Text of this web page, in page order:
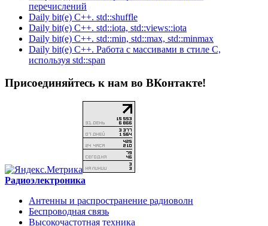
перечислений
Daily bit(e) C++. std::shuffle
Daily bit(e) C++. std::iota, std::views::iota
Daily bit(e) C++. std::min, std::max, std::minmax
Daily bit(e) C++. Работа с массивами в стиле C,
используя std::span
Присоединяйтесь к нам во ВКонтакте!
Радиоэлектроника
Антенны и распространение радиоволн
Беспроводная связь
Высокочастотная техника